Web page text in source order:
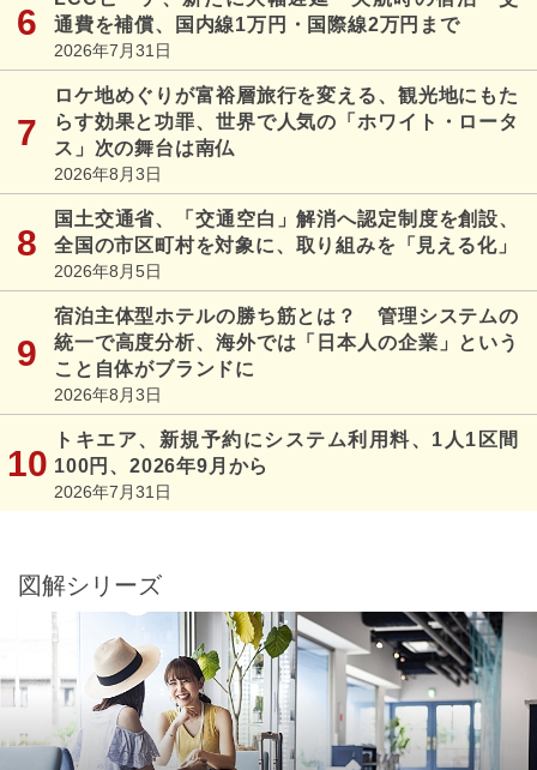
通費を補償、国内線1万円・国際線2万円まで
2026年7月31日
ロケ地めぐりが富裕層旅行を変える、観光地にもた
らす効果と功罪、世界で人気の「ホワイト・ロータ
ス」次の舞台は南仏
2026年8月3日
国土交通省、「交通空白」解消へ認定制度を創設、
全国の市区町村を対象に、取り組みを「見える化」
2026年8月5日
宿泊主体型ホテルの勝ち筋とは？ 管理システムの
統一で高度分析、海外では「日本人の企業」という
こと自体がブランドに
2026年8月3日
トキエア、新規予約にシステム利用料、1人1区間
100円、2026年9月から
2026年7月31日
図解シリーズ